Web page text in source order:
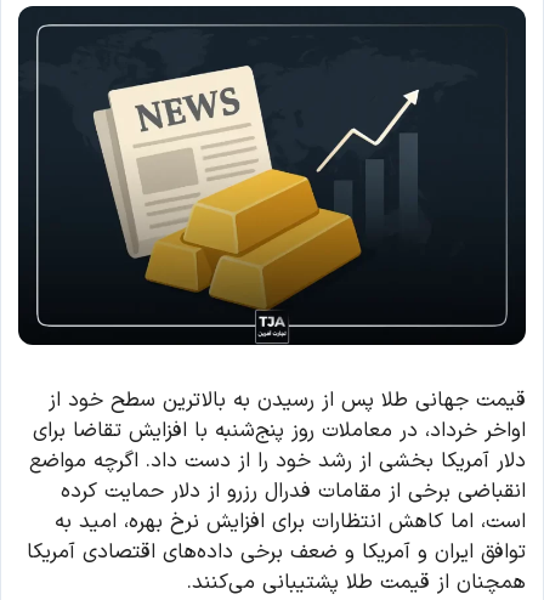
قیمت جهانی طلا پس از رسیدن به بالاترین سطح خود از
اواخر خرداد، در معاملات روز پنج‌شنبه با افزایش تقاضا برای
دلار آمریکا بخشی از رشد خود را از دست داد. اگرچه مواضع
انقباضی برخی از مقامات فدرال رزرو از دلار حمایت کرده
است، اما کاهش انتظارات برای افزایش نرخ بهره، امید به
توافق ایران و آمریکا و ضعف برخی داده‌های اقتصادی آمریکا
همچنان از قیمت طلا پشتیبانی می‌کنند.